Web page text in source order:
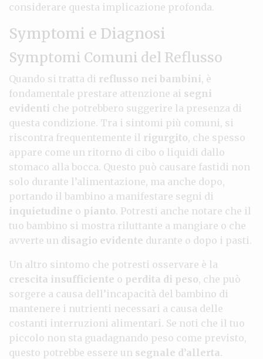
considerare questa implicazione profonda.
Symptomi e Diagnosi
Symptomi Comuni del Reflusso
Quando si tratta di reflusso nei bambini, è
fondamentale prestare attenzione ai segni
evidenti che potrebbero suggerire la presenza di
questa condizione. Tra i sintomi più comuni, si
riscontra frequentemente il rigurgito, che spesso
appare come un ritorno di cibo o liquidi dallo
stomaco alla bocca. Questo può causare fastidi non
solo durante l’alimentazione, ma anche dopo,
portando il bambino a manifestare segni di
inquietudine o pianto. Potresti anche notare che il
tuo bambino si mostra riluttante a mangiare o che
avverte un disagio evidente durante o dopo i pasti.
Un altro sintomo che potresti osservare è la
crescita insufficiente o perdita di peso, che può
sorgere a causa dell’incapacità del bambino di
mantenere i nutrienti necessari a causa delle
costanti interruzioni alimentari. Se noti che il tuo
piccolo non sta guadagnando peso come previsto,
questo potrebbe essere un segnale d’allerta.